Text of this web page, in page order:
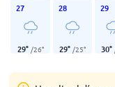
27
29° /26°
28
29° /25°
29
30°